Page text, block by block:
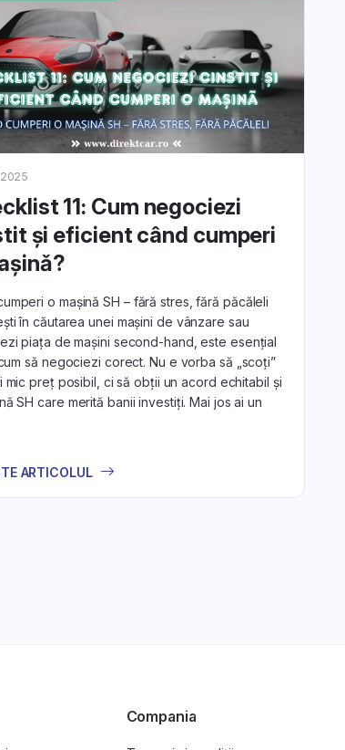
11: Cum negociezi
şi eficient când cumperi
o mașină SH – fără stres, fără păcăleli
în căutarea unei mașini de vânzare sau
piața de mașini second-hand, este esențial
să negociezi corect. Nu e vorba să „scoți”
mic preț posibil, ci să obții un acord echitabil și
SH care merită banii investiți. Mai jos ai un
ARTICOLUL
Compania